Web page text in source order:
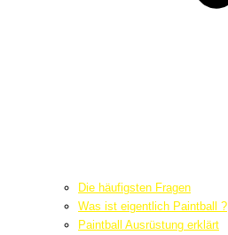
Die häufigsten Fragen
Was ist eigentlich Paintball ?
Paintball Ausrüstung erklärt